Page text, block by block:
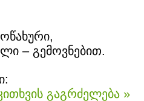
– გემოვნებით.
გაგრძელება »